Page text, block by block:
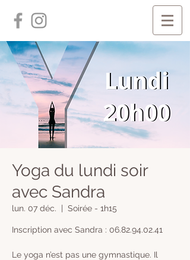
Yoga du lundi soir
avec Sandra
lun. 07 déc. Soirée - 1h15
Inscription avec Sandra : 06.82.94.02.41
Le yoga n’est pas une gymnastique. Il